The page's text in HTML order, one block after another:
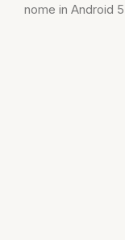
nome in Android